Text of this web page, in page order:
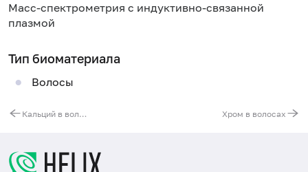
Масс-спектрометрия с индуктивно-связанной
плазмой
Тип биоматериала
Волосы
Кальций в волосах Хром в волосах